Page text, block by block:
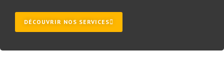
DÉCOUVRIR NOS SERVICES